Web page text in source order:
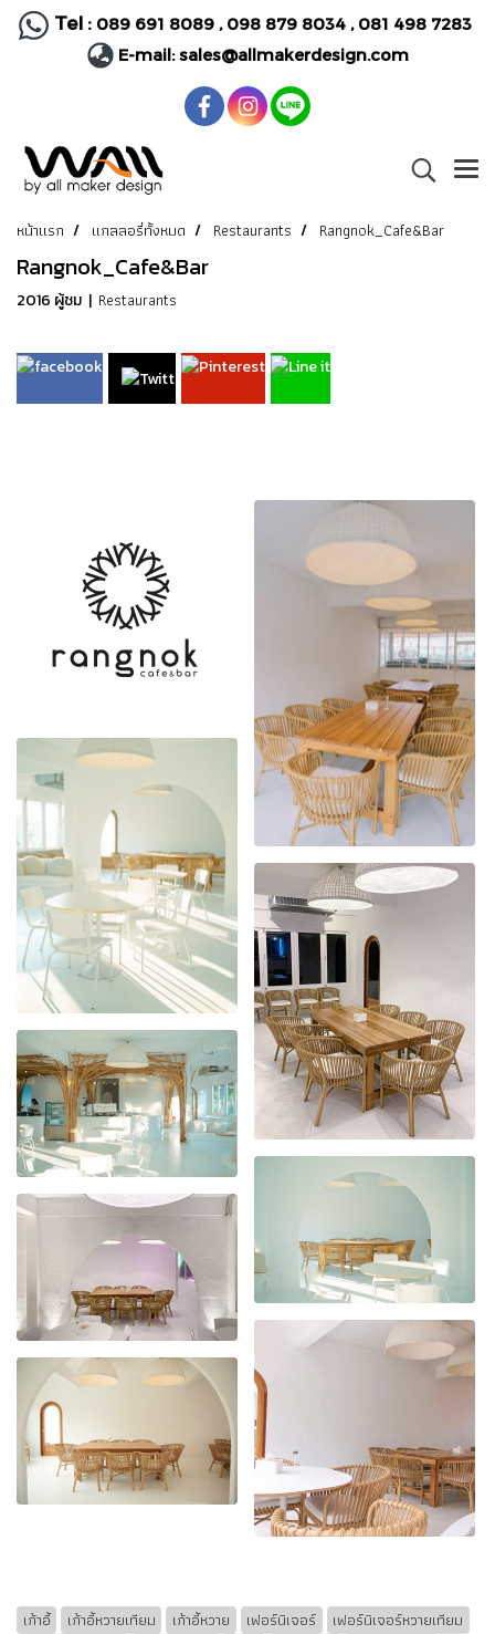
Tel : 089 691 8089, 098 879 8034 , 081 498 7283
E-mail:sales@allmakerdesign.com
หน้าแรก แกลลอรี่ทั้งหมด Restaurants Rangnok_Cafe&Bar
Rangnok_Cafe&Bar
2016 ผู้ชม | Restaurants
เก้าอี้ เก้าอี้หวายเทียม เก้าอี้หวาย เฟอร์นิเจอร์
เฟอร์นิเจอร์หวายเทียม